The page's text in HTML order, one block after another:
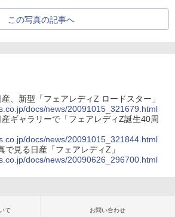
この写真の記事へ
、新型「フェアレディZ ロードスター」
docs/news/20091015_321679.html
産ギャラリーで「フェアレディZ誕生40周
docs/news/20091015_321844.html
で見る日産「フェアレディZ」
docs/news/20090626_296700.html
て お問い合わせ